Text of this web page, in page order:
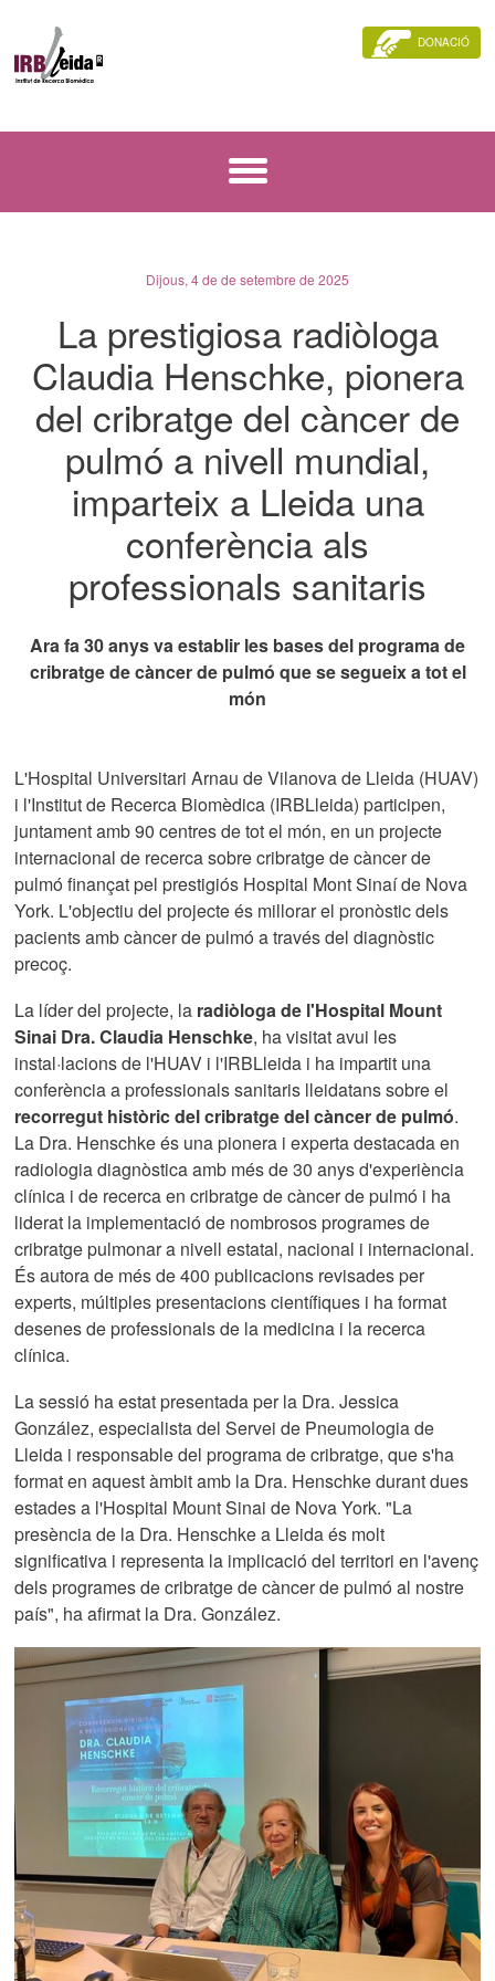
DONACIÓ
Dijous, 4 de de setembre de 2025
La prestigiosa radiòloga
Claudia Henschke, pionera
del cribratge del càncer de
pulmó a nivell mundial,
imparteix a Lleida una
conferència als
professionals sanitaris
Ara fa 30 anys va establir les bases del programa de
cribratge de càncer de pulmó que se segueix a tot el
món
L'Hospital Universitari Arnau de Vilanova de Lleida (HUAV)
i l'Institut de Recerca Biomèdica (IRBLleida) participen,
juntament amb 90 centres de tot el món, en un projecte
internacional de recerca sobre cribratge de càncer de
pulmó finançat pel prestigiós Hospital Mont Sinaí de Nova
York. L'objectiu del projecte és millorar el pronòstic dels
pacients amb càncer de pulmó a través del diagnòstic
precoç.
La líder del projecte, la radiòloga de l'Hospital Mount
Sinai Dra. Claudia Henschke, ha visitat avui les
instal·lacions de l'HUAV i l'IRBLleida i ha impartit una
conferència a professionals sanitaris lleidatans sobre el
recorregut històric del cribratge del càncer de pulmó.
La Dra. Henschke és una pionera i experta destacada en
radiologia diagnòstica amb més de 30 anys d'experiència
clínica i de recerca en cribratge de càncer de pulmó i ha
liderat la implementació de nombrosos programes de
cribratge pulmonar a nivell estatal, nacional i internacional.
És autora de més de 400 publicacions revisades per
experts, múltiples presentacions científiques i ha format
desenes de professionals de la medicina i la recerca
clínica.
La sessió ha estat presentada per la Dra. Jessica
González, especialista del Servei de Pneumologia de
Lleida i responsable del programa de cribratge, que s'ha
format en aquest àmbit amb la Dra. Henschke durant dues
estades a l'Hospital Mount Sinai de Nova York. "La
presència de la Dra. Henschke a Lleida és molt
significativa i representa la implicació del territori en l'avenç
dels programes de cribratge de càncer de pulmó al nostre
país", ha afirmat la Dra. González.